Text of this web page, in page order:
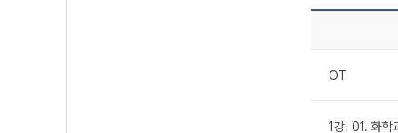
OT
1강. 01. 화학